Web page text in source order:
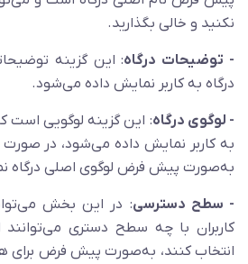
نکنید و خالی بگذارید.
- توضیحات درگاه: این گزینه
درگاه به کاربر نمایش داده می‌شود.
- لوگوی درگاه: این گزینه لوگویی است
به کاربر نمایش داده می‌شود، در صورت
به‌صورت پیش فرض لوگوی اصلی درگاه
- سطح دسترسی: در این بخش
کاربران با چه سطح دستری می‌توانند
انتخاب کنند، به‌صورت پیش فرض برای